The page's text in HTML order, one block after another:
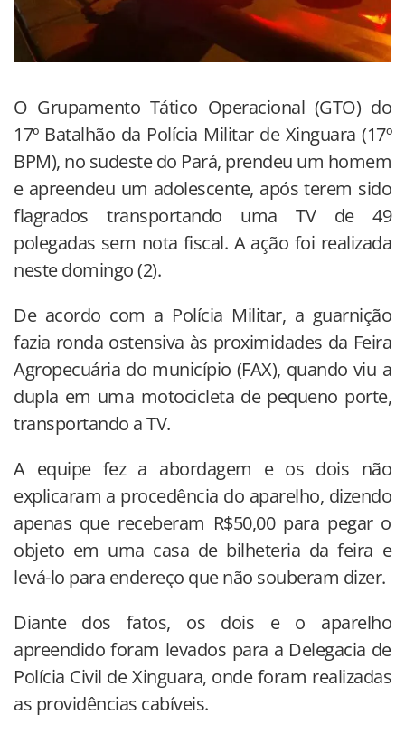
O Grupamento Tático Operacional (GTO) do
17º Batalhão da Polícia Militar de Xinguara (17º
BPM), no sudeste do Pará, prendeu um homem
e apreendeu um adolescente, após terem sido
flagrados transportando uma TV de 49
polegadas sem nota fiscal. A ação foi realizada
neste domingo (2).
De acordo com a Polícia Militar, a guarnição
fazia ronda ostensiva às proximidades da Feira
Agropecuária do município (FAX), quando viu a
dupla em uma motocicleta de pequeno porte,
transportando a TV.
A equipe fez a abordagem e os dois não
explicaram a procedência do aparelho, dizendo
apenas que receberam R$50,00 para pegar o
objeto em uma casa de bilheteria da feira e
levá-lo para endereço que não souberam dizer.
Diante dos fatos, os dois e o aparelho
apreendido foram levados para a Delegacia de
Polícia Civil de Xinguara, onde foram realizadas
as providências cabíveis.